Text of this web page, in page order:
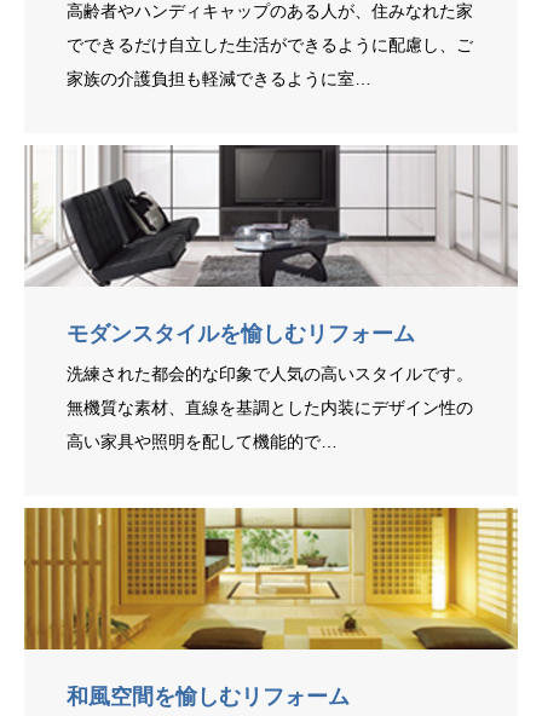
高齢者やハンディキャップのある人が、住みなれた家
でできるだけ自立した生活ができるように配慮し、ご
家族の介護負担も軽減できるように室…
モダンスタイルを愉しむリフォーム
洗練された都会的な印象で人気の高いスタイルです。
無機質な素材、直線を基調とした内装にデザイン性の
高い家具や照明を配して機能的で…
和風空間を愉しむリフォーム